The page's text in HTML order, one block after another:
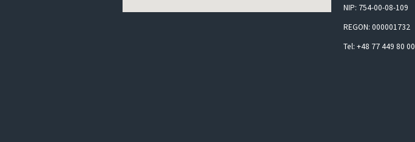
NIP: 754-00-08-109
REGON: 000001732
Tel: +48 77 449 80 00